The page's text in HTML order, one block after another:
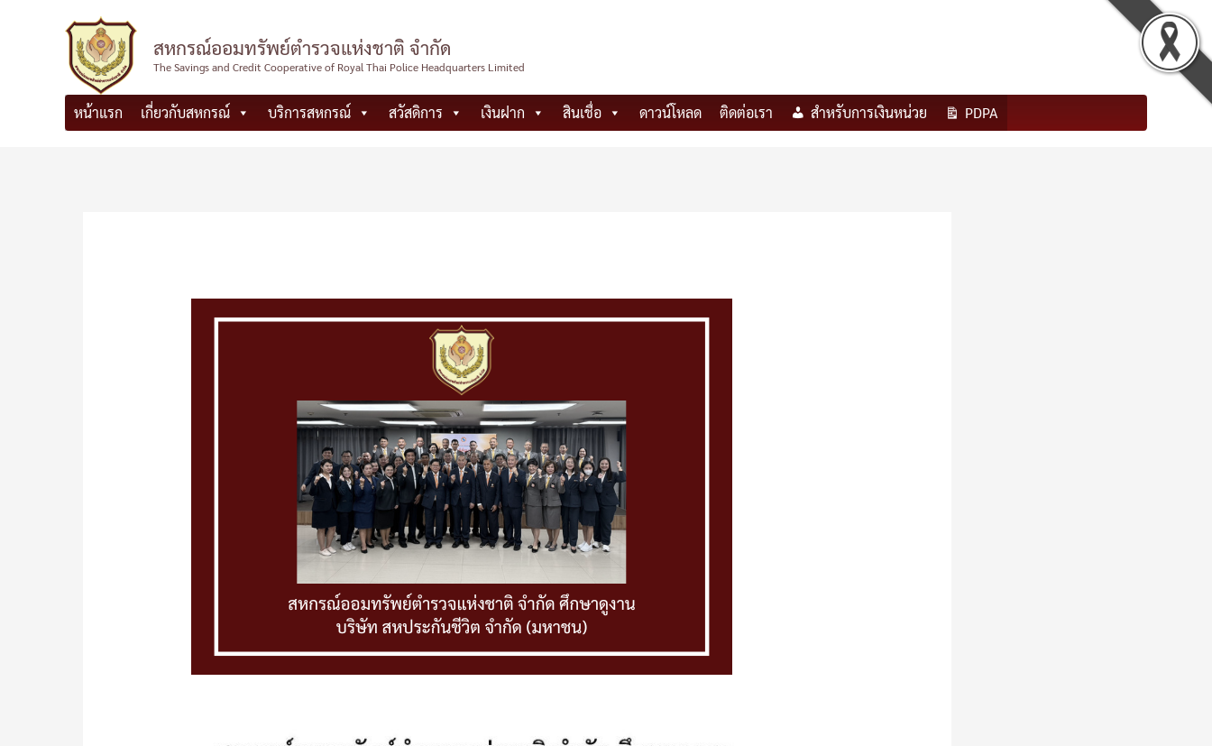
สหกรณ์ออมทรัพย์ตำรวจแห่งชาติ จำกัด
The Savings and Credit Cooperative of Royal Thai Police Headquarters Limited
หน้าแรก เกี่ยวกับสหกรณ์ บริการสหกรณ์ สวัสดิการ เงินฝาก สินเชื่อ ดาวน์โหลด ติดต่อเรา สำหรับการเงินหน่วย PDPA